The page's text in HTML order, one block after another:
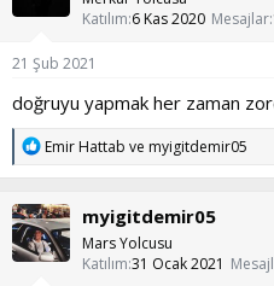
e
Katılım 6 Kas 2020 Mesajlar
21 Şub 2021
doğruyu yapmak her zaman
T
p
k
i
l
e
Emir Hattab ve myigitdemir05
myigitdemir05
Mars Yolcusu
Katılım 31 Ocak 2021